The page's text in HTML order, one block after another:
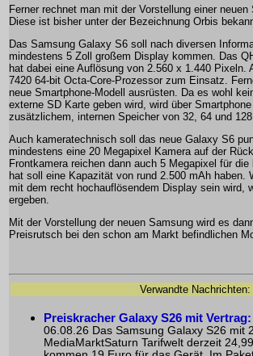
Ferner rechnet man mit der Vorstellung einer
Diese ist bisher unter der Bezeichnung Orbis
Das Samsung Galaxy S6 soll nach diversen
mindestens 5 Zoll großem Display kommen. Das
hat dabei eine Auflösung von 2.560 x 1.440
7420 64-bit Octa-Core-Prozessor zum Einsatz.
neue Smartphone-Modell ausrüsten. Da es wohl
externe SD Karte geben wird, wird über
zusätzlichem, internen Speicher von 32, 64 und
Auch kameratechnisch soll das neue Galaxy S6
mindestens eine 20 Megapixel Kamera auf der
Frontkamera reichen dann auch 5 Megapixel für
hat soll eine Kapazität von rund 2.500 mAh haben.
mit dem recht hochauflösendem Display sein wird,
ergeben.
Mit der Vorstellung der neuen Samsung wird es
Preisrutsch bei den schon am Markt befindlichen
Verwandte Nachrichten:
Preiskracher Galaxy S26 mit
06.08.26 Das Samsung Galaxy S26 mit
MediaMarktSaturn Tarifwelt derzeit